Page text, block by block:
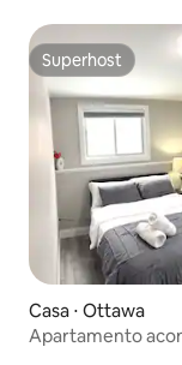
Superhost
Superhost
Casa ⋅ Ottawa
Apartamento